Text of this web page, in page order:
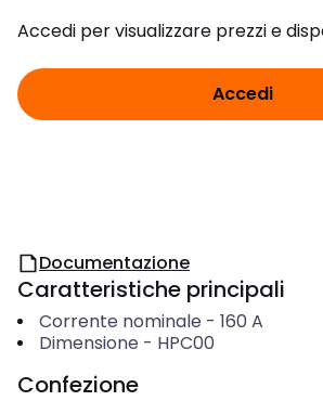
Accedi per visualizzare prezzi e
Accedi
Documentazione
Caratteristiche principali
Corrente nominale - 160 A
Dimensione - HPC00
Confezione